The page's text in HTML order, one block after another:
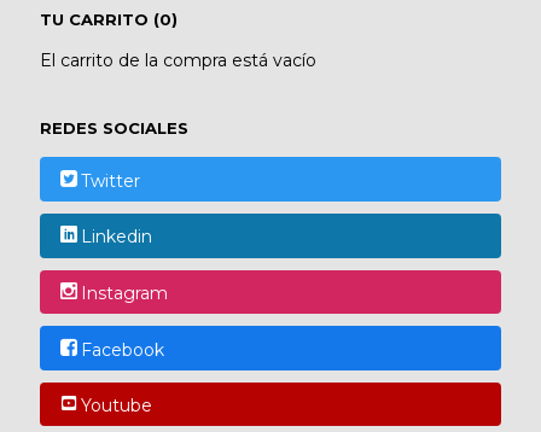
TU CARRITO (0)
El carrito de la compra está vacío
REDES SOCIALES
Twitter
Linkedin
Instagram
Facebook
Youtube